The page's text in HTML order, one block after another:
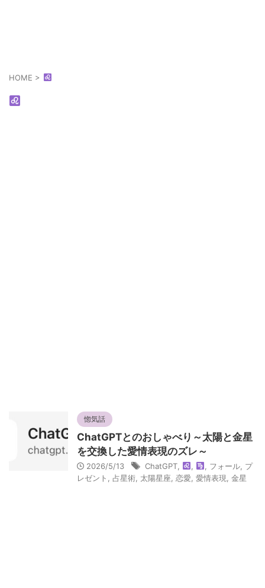
HOME >
惚気話
ChatGPTとのおしゃべり～太陽と金星
を交換した愛情表現のズレ～
2026/5/13 ChatGPT フォール, プ
レゼント
占星術 太陽星座 恋愛 愛情表現 金星